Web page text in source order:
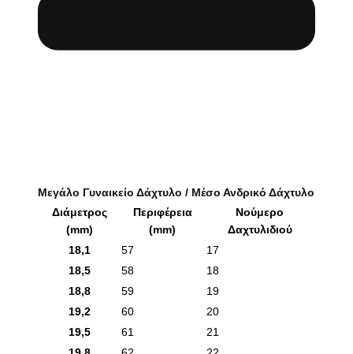
Μεγάλο Γυναικείο Δάχτυλο / Μέσο Ανδρικό Δάχτυλο
Διάμετρος
(mm)
Περιφέρεια
(mm)
Νούμερο
Δαχτυλιδιού
18,1
57
17
18,5
58
18
18,8
59
19
19,2
60
20
19,5
61
21